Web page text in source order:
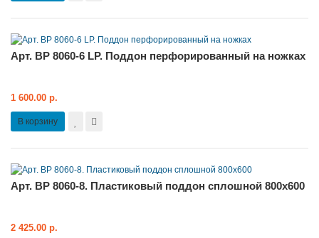
Арт. BP 8060-6 LP. Поддон перфорированный на ножках
1 600.00 р.
В корзину
Арт. BP 8060-8. Пластиковый поддон сплошной 800х600
2 425.00 р.